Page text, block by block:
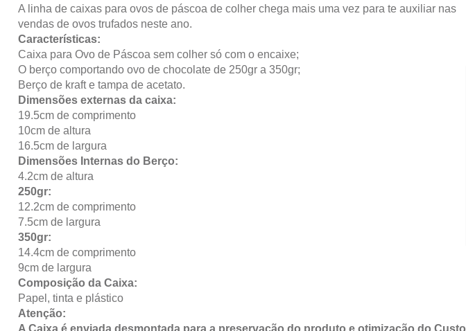
A linha de caixas para ovos de páscoa de colher chega mais uma vez para te auxiliar nas
vendas de ovos trufados neste ano.
Características:
Caixa para Ovo de Páscoa sem colher só com o encaixe;
O berço comportando ovo de chocolate de 250gr a 350gr;
Berço de kraft e tampa de acetato.
Dimensões externas da caixa:
19.5cm de comprimento
10cm de altura
16.5cm de largura
Dimensões Internas do Berço:
4.2cm de altura
250gr:
12.2cm de comprimento
7.5cm de largura
350gr:
14.4cm de comprimento
9cm de largura
Composição da Caixa:
Papel, tinta e plástico
Atenção:
A Caixa é enviada desmontada para a preservação do produto e otimização do Custo